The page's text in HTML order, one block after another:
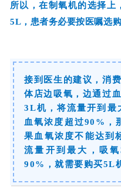
所以，在制氧机的选择上
5L，患者务必要按医嘱选购
接到医生的建议，消
体店边吸氧，边通过
3L机，将流量开到最
血氧浓度超过90%，
果血氧浓度不能达到
流量开到最大，吸
90%，就需要购买5L